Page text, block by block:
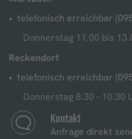
telefonisch erreichbar
Donnerstag 11.00 bis
Reckendorf
telefonisch erreichbar
Donnerstag 8.30 - 10.30
Kontakt
Anfrage direkt